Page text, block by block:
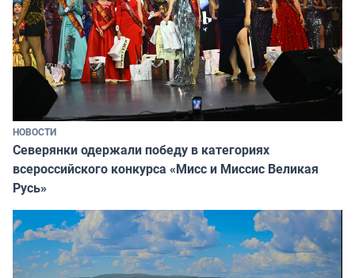
НОВОСТИ
Северянки одержали победу в категориях
всероссийского конкурса «Мисс и Миссис Великая
Русь»